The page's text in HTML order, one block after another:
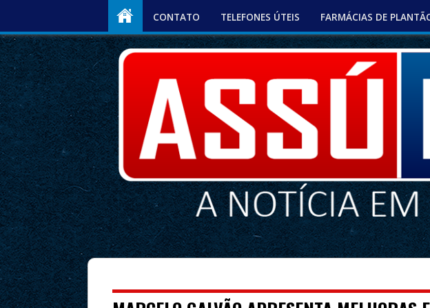
CONTATO TELEFONES ÚTEIS FARMÁCIAS DE